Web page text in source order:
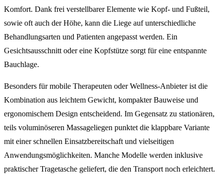
Komfort. Dank frei verstellbarer Elemente wie Kopf- und Fußteil,
sowie oft auch der Höhe, kann die Liege auf unterschiedliche
Behandlungsarten und Patienten angepasst werden. Ein
Gesichtsausschnitt oder eine Kopfstütze sorgt für eine entspannte
Bauchlage.
Besonders für mobile Therapeuten oder Wellness-Anbieter ist die
Kombination aus leichtem Gewicht, kompakter Bauweise und
ergonomischem Design entscheidend. Im Gegensatz zu stationären,
teils voluminöseren Massageliegen punktet die klappbare Variante
mit einer schnellen Einsatzbereitschaft und vielseitigen
Anwendungsmöglichkeiten. Manche Modelle werden inklusive
praktischer Tragetasche geliefert, die den Transport noch erleichtert.